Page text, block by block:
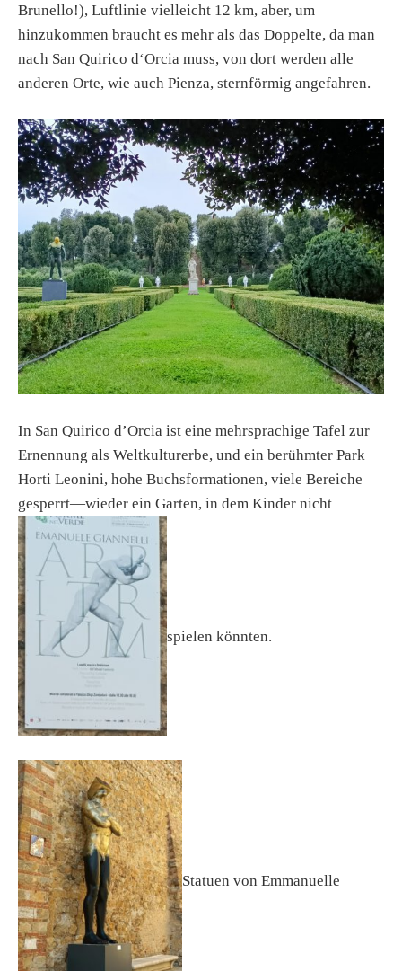
Brunello!), Luftlinie vielleicht 12 km, aber, um
hinzukommen braucht es mehr als das Doppelte, da man
nach San Quirico d‘Orcia muss, von dort werden alle
anderen Orte, wie auch Pienza, sternförmig angefahren.
In San Quirico d’Orcia ist eine mehrsprachige Tafel zur
Ernennung als Weltkulturerbe, und ein berühmter Park
Horti Leonini, hohe Buchsformationen, viele Bereiche
gesperrt—wieder ein Garten, in dem Kinder nicht
spielen könnten.
Statuen von Emmanuelle